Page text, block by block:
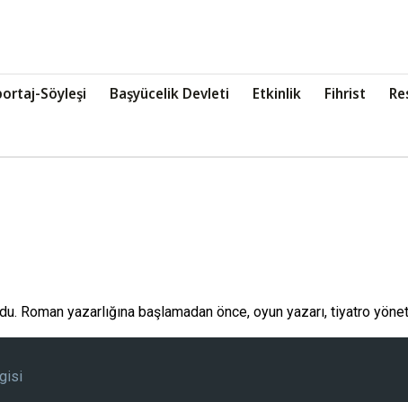
Söyleşi Başyücelik Devleti Etkinlik Fihrist
Roman yazarlığına başlamadan önce, oyun yazarı, tiyatro